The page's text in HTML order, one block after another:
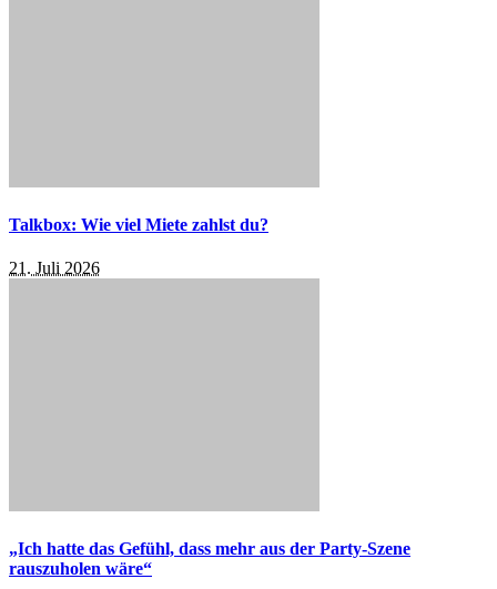
Talkbox: Wie viel Miete zahlst du?
21. Juli 2026
„Ich hatte das Gefühl, dass mehr aus der Party-Szene
rauszuholen wäre“